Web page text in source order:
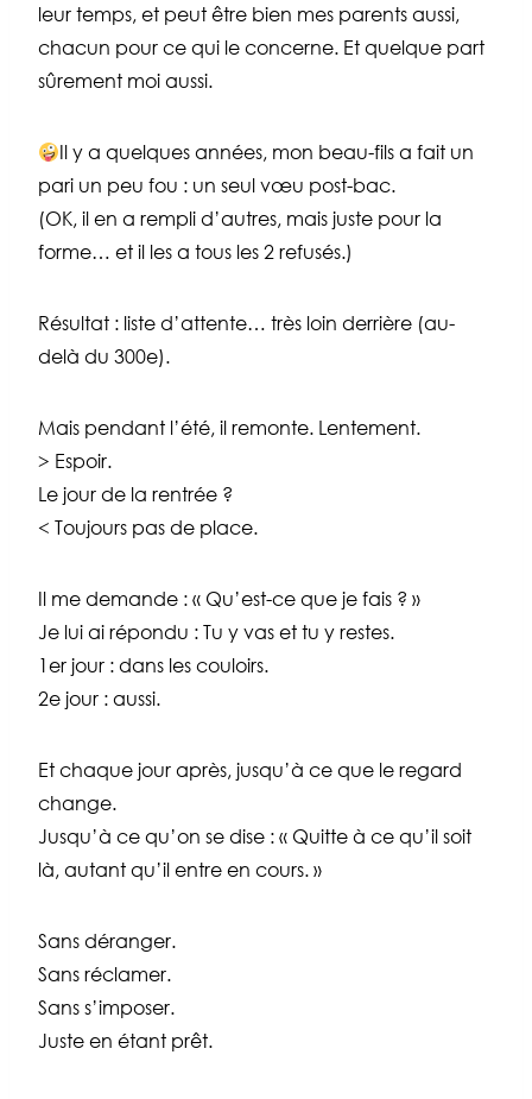
leur temps, et peut être bien mes parents aussi,
chacun pour ce qui le concerne. Et quelque part
sûrement moi aussi.
Il y a quelques années, mon beau-fils a fait un
pari un peu fou : un seul vœu post-bac.
(OK, il en a rempli d’autres, mais juste pour la
forme… et il les a tous les 2 refusés.)
Résultat : liste d’attente… très loin derrière (au-
delà du 300e).
Mais pendant l’été, il remonte. Lentement.
> Espoir.
Le jour de la rentrée ?
< Toujours pas de place.
Il me demande : « Qu’est-ce que je fais ? »
Je lui ai répondu : Tu y vas et tu y restes.
1er jour : dans les couloirs.
2e jour : aussi.
Et chaque jour après, jusqu’à ce que le regard
change.
Jusqu’à ce qu’on se dise : « Quitte à ce qu’il soit
là, autant qu’il entre en cours. »
Sans déranger.
Sans réclamer.
Sans s’imposer.
Juste en étant prêt.